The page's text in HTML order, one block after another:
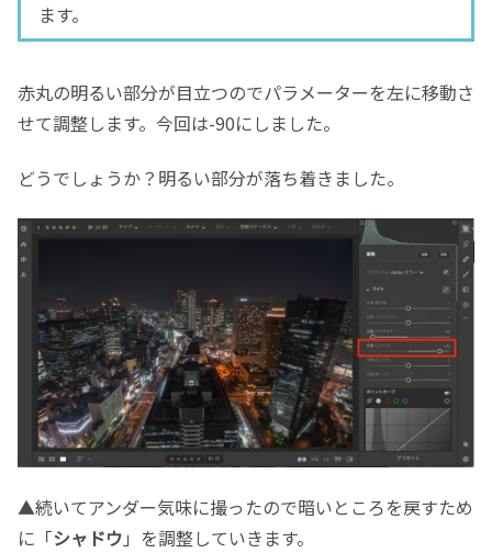
ます。
赤丸の明るい部分が目立つのでパラメーターを左に移動さ
せて調整します。今回は-90にしました。
どうでしょうか？明るい部分が落ち着きました。
▲続いてアンダー気味に撮ったので暗いところを戻すため
に「シャドウ 」を調整していきます。